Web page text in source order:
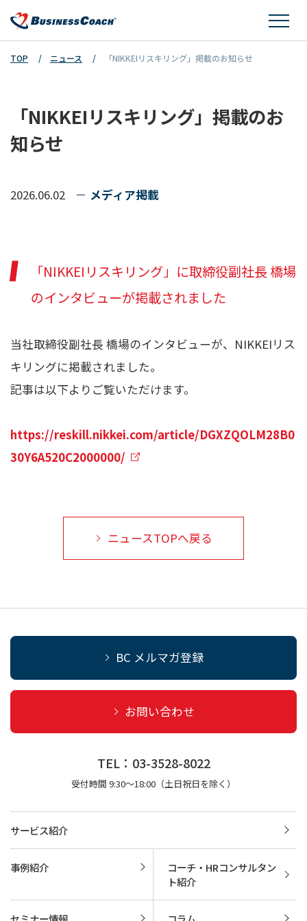
TOP ニュース 「NIKKEIリスキリング」掲載のお知らせ
「NIKKEIリスキリング」掲載のお
知らせ
2026.06.02 メディア掲載
「NIKKEIリスキリング」に取締役副社長 橋場
のインタビューが掲載されました
当社取締役副社長 橋場のインタビューが、NIKKEIリス
キリングに掲載されました。
記事は以下よりご覧いただけます。
https://reskill.nikkei.com/article/DGXZQOLM28B0
30Y6A520C2000000/
ニュースTOPへ戻る
BC メルマガ登録
お問い合わせ
TEL：03-3528-8022
受付時間 9:30～18:00（土日祝日を除く）
サービス紹介
事例紹介
コーチ・HRコンサルタン
ト紹介